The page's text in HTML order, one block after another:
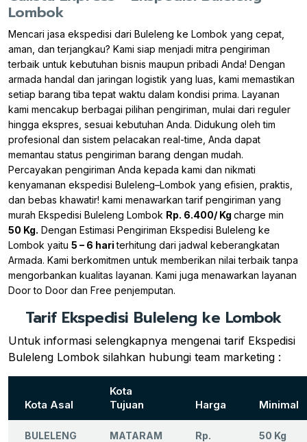
Lombok
Mencari jasa ekspedisi dari Buleleng ke Lombok yang cepat,
aman, dan terjangkau? Kami siap menjadi mitra pengiriman
terbaik untuk kebutuhan bisnis maupun pribadi Anda! Dengan
armada handal dan jaringan logistik yang luas, kami memastikan
setiap barang tiba tepat waktu dalam kondisi prima. Layanan
kami mencakup berbagai pilihan pengiriman, mulai dari reguler
hingga ekspres, sesuai kebutuhan Anda. Didukung oleh tim
profesional dan sistem pelacakan real-time, Anda dapat
memantau status pengiriman barang dengan mudah.
Percayakan pengiriman Anda kepada kami dan nikmati
kenyamanan ekspedisi Buleleng–Lombok yang efisien, praktis,
dan bebas khawatir! kami menawarkan tarif pengiriman yang
murah Ekspedisi Buleleng Lombok Rp. 6.400/ Kg charge min
50 Kg. Dengan Estimasi Pengiriman Ekspedisi Buleleng ke
Lombok yaitu 5 – 6 hariterhitung dari jadwal keberangkatan
Armada. Kami berkomitmen untuk memberikan nilai terbaik tanpa
mengorbankan kualitas layanan. Kami juga menawarkan layanan
Door to Door dan Free penjemputan.
Tarif Ekspedisi Buleleng ke Lombok
Untuk informasi selengkapnya mengenai tarif Ekspedisi
Buleleng Lombok silahkan hubungi team marketing :
Kota Asal
Kota
Tujuan
Harga Minimal
BULELENG MATARAM
Rp.
50 Kg